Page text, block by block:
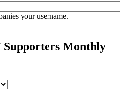
your username.
Monthly